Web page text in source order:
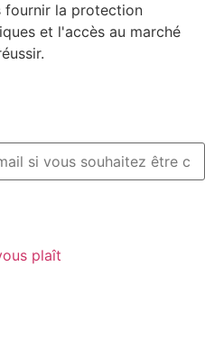
fournir la protection
et l'accès au marché
plaît